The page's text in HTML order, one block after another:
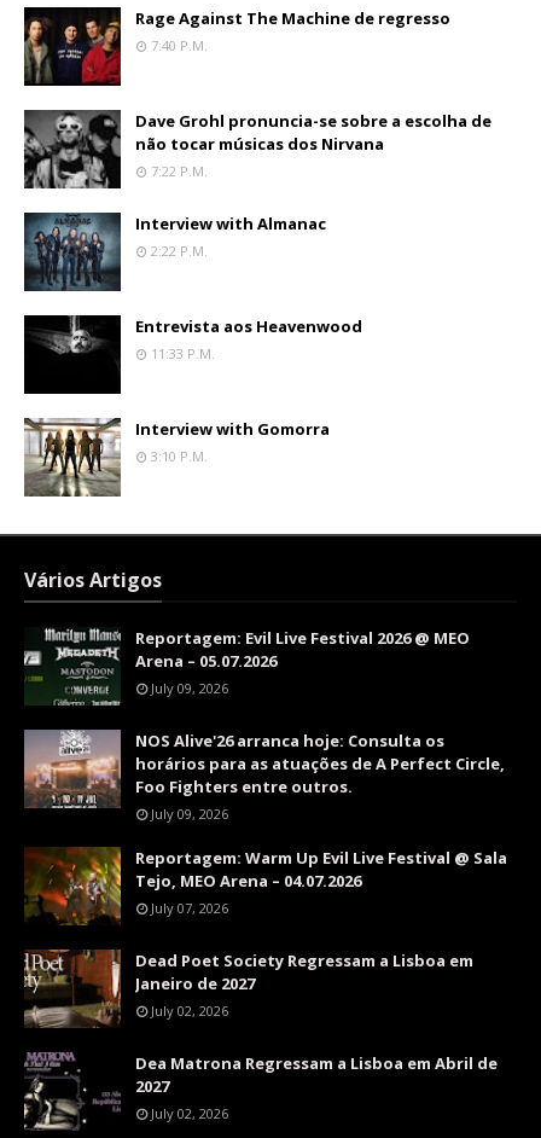
Rage Against The Machine de regresso
7:40 P.m.
Dave Grohl pronuncia-se sobre a escolha de
não tocar músicas dos Nirvana
7:22 P.m.
Interview with Almanac
2:22 P.m.
Entrevista aos Heavenwood
11:33 P.m.
Interview with Gomorra
3:10 P.m.
Vários Artigos
Reportagem: Evil Live Festival 2026 @ MEO
Arena – 05.07.2026
July 09, 2026
NOS Alive'26 arranca hoje: Consulta os
horários para as atuações de A Perfect Circle,
Foo Fighters entre outros.
July 09, 2026
Reportagem: Warm Up Evil Live Festival @ Sala
Tejo, MEO Arena – 04.07.2026
July 07, 2026
Dead Poet Society Regressam a Lisboa em
Janeiro de 2027
July 02, 2026
Dea Matrona Regressam a Lisboa em Abril de
2027
July 02, 2026